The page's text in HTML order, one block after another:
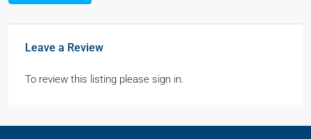
Leave a Review
To review this listing please sign in.